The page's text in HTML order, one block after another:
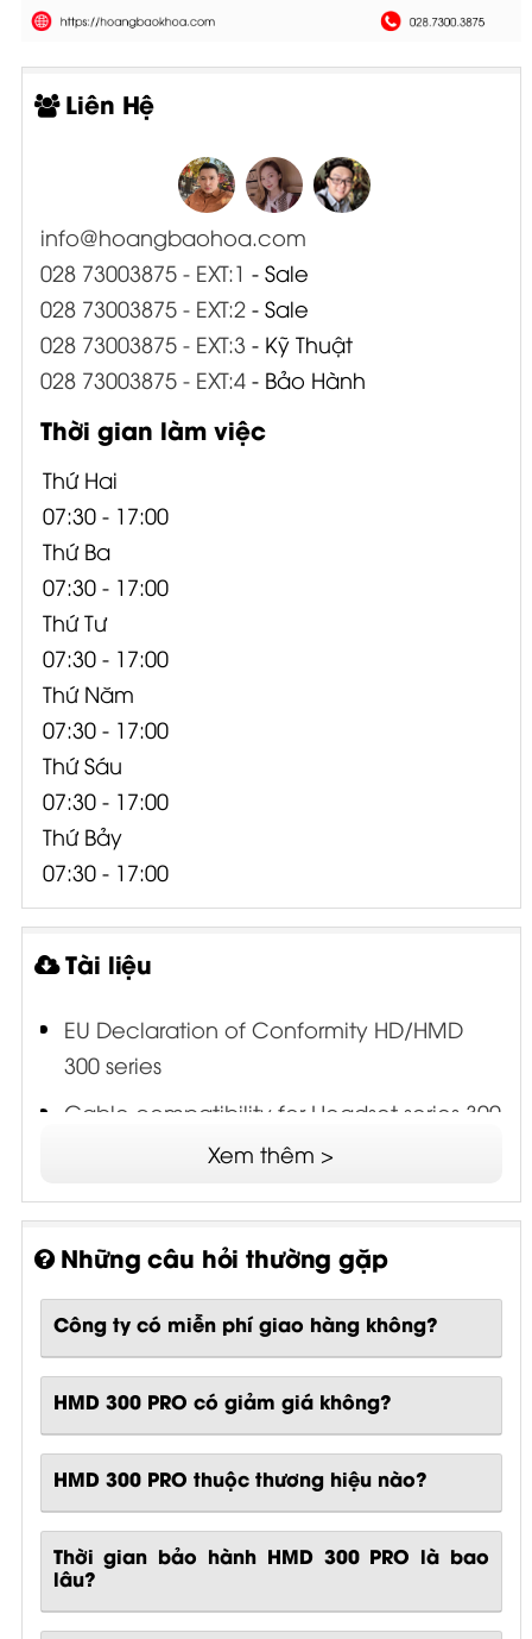
Liên Hệ
info@hoangbaohoa.com
028 73003875 - EXT:1 - Sale
028 73003875 - EXT:2- Sale
028 73003875 - EXT:3 - Kỹ Thuật
028 73003875 - EXT:4- Bảo Hành
Thời gian làm việc
Thứ Hai
07:30 - 17:00
Thứ Ba
07:30 - 17:00
Thứ Tư
07:30 - 17:00
Thứ Năm
07:30 - 17:00
Thứ Sáu
07:30 - 17:00
Thứ Bảy
07:30 - 17:00
Tài liệu
EU Declaration of Conformity HD/HMD
300 series
Cable compatibility for Headset series 300
Cable compatibility for broadcast
headsets
Product Specification HMD 300 PRO /
HMD 301 PRO / HMD 300-XQ-2
HMD 300 PRO Nameplate Template
Quick guide - HD / HMD 300 PRO -
Earpads
Quick guide - HMD 300 PRO/HMD 300-XQ-
2/HMD 301
Instruction manual - HD / HMD 300 PRO
Xem thêm >
Những câu hỏi thường gặp
Công ty có miễn phí giao hàng không?
HMD 300 PRO có giảm giá không?
HMD 300 PRO thuộc thương hiệu nào?
Thời gian bảo hành HMD 300 PRO là bao
lâu?